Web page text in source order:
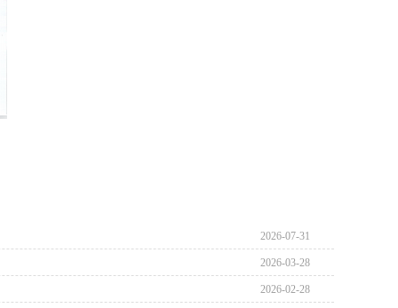
2026-07-31
2026-03-28
2026-02-28